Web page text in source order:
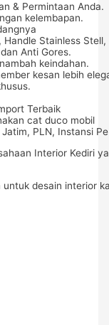
& Permintaan Anda.
kelembapan.
Stainless
Anti Gores.
keindahan.
kesan lebih
Terbaik
cat duco mobil
PLN, Instansi
Interior Kediri
desain interior